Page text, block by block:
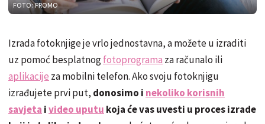
FOTO: PROMO
Izrada fotoknjige je vrlo jednostavna, a možete u izraditi
uz pomoć besplatnogfotoprograma za računalo ili
aplikacije za mobilni telefon. Ako svoju fotoknjigu
izrađujete prvi put, donosimo i nekoliko korisnih
savjeta ivideo uputu koja će vas uvesti u proces izrade